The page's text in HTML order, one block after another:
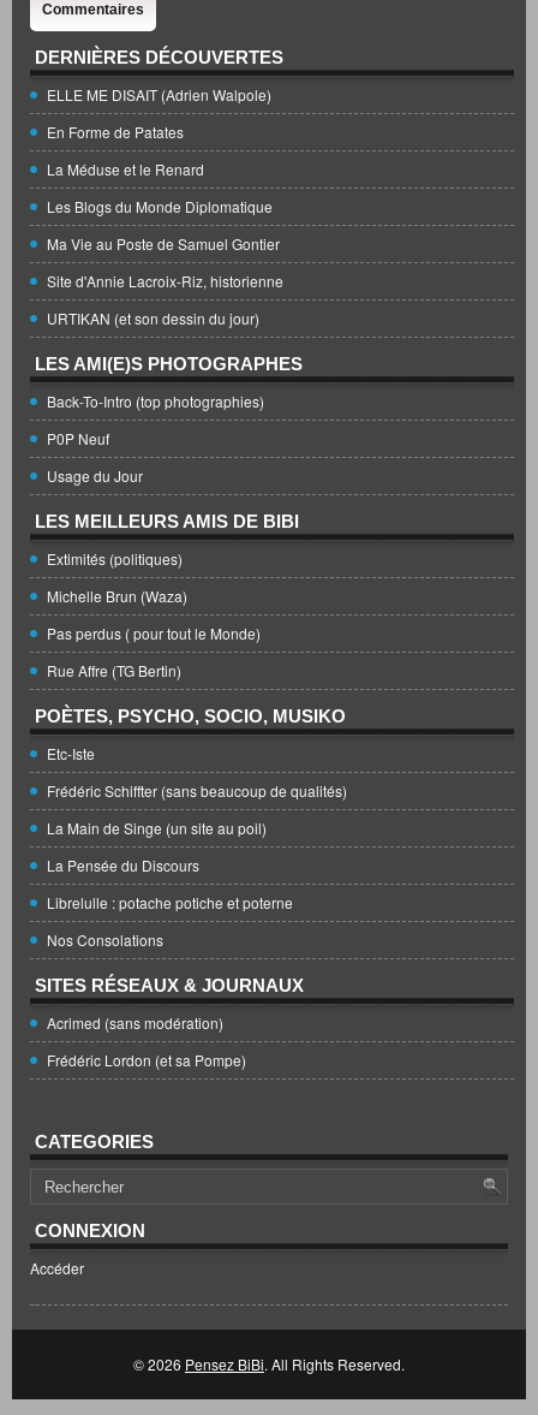
Commentaires
DERNIÈRES DÉCOUVERTES
ELLE ME DISAIT (Adrien Walpole)
En Forme de Patates
La Méduse et le Renard
Les Blogs du Monde Diplomatique
Ma Vie au Poste de Samuel Gontier
Site d'Annie Lacroix-Riz, historienne
URTIKAN (et son dessin du jour)
LES AMI(E)S PHOTOGRAPHES
Back-To-Intro (top photographies)
P0P Neuf
Usage du Jour
LES MEILLEURS AMIS DE BIBI
Extimités (politiques)
Michelle Brun (Waza)
Pas perdus ( pour tout le Monde)
Rue Affre (TG Bertin)
POÈTES, PSYCHO, SOCIO, MUSIKO
Etc-Iste
Frédéric Schiffter (sans beaucoup de qualités)
La Main de Singe (un site au poil)
La Pensée du Discours
Librelulle : potache potiche et poterne
Nos Consolations
SITES RÉSEAUX & JOURNAUX
Acrimed (sans modération)
Frédéric Lordon (et sa Pompe)
CATEGORIES
CONNEXION
Accéder
© 2026 Pensez BiBi. All Rights Reserved.